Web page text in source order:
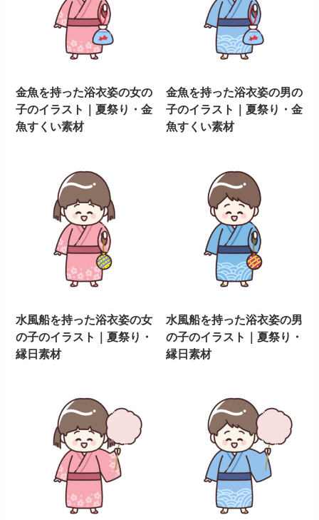
金魚を持った浴衣姿の女の
子のイラスト｜夏祭り・金
魚すくい素材
金魚を持った浴衣姿の男の
子のイラスト｜夏祭り・金
魚すくい素材
水風船を持った浴衣姿の女
の子のイラスト｜夏祭り・
縁日素材
水風船を持った浴衣姿の男
の子のイラスト｜夏祭り・
縁日素材